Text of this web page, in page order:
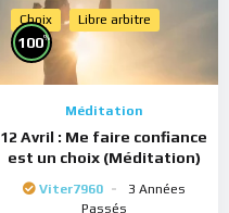
Choix Libre arbitre
100%
Méditation
12 Avril : Me faire confiance
est un choix (Méditation)
Viter7960
3 Années
Passés